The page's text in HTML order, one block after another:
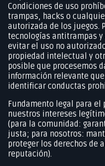
Condiciones de uso
trampas, hacks o
autorizada de los juegos.
tecnologías antitrampas
evitar el uso no
propiedad intelectual y
posible que procesemos
información relevante
identificar conductas
Fundamento legal para el
nuestros intereses
(para la comunidad:
justa; para nosotros:
proteger los derechos de
reputación).